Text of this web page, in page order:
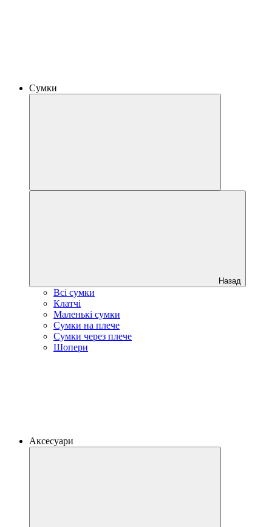
Сумки
Назад
Всі сумки
Клатчі
Маленькі сумки
Сумки на плече
Сумки через плече
Шопери
Аксесуари